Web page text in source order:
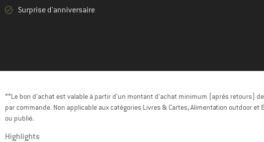
Surprise d'anniversaire
**Le bon d'achat est valable à partir d'un montant d'achat minimum (après retours)
par commande. Non applicable aux catégories Livres & Cartes, Alimentation outdoor
ou publié.
Highlights